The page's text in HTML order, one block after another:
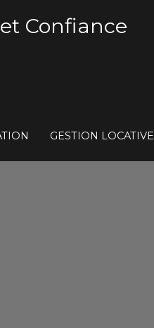
Confiance
GESTION LOCATIVE